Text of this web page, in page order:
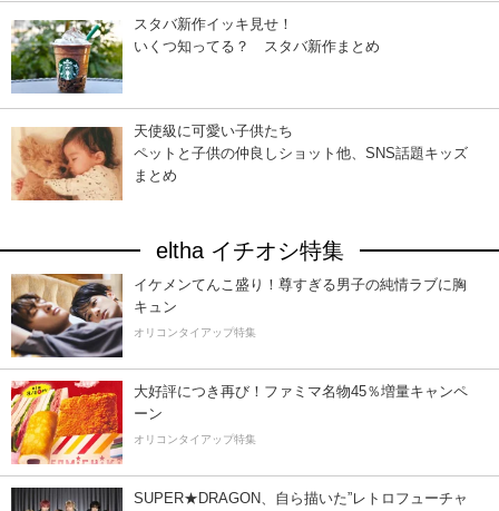
スタバ新作イッキ見せ！
いくつ知ってる？ スタバ新作まとめ
天使級に可愛い子供たち
ペットと子供の仲良しショット他、SNS話題キッズ
まとめ
eltha イチオシ特集
イケメンてんこ盛り！尊すぎる男子の純情ラブに胸
キュン
オリコンタイアップ特集
大好評につき再び！ファミマ名物45％増量キャンペ
ーン
オリコンタイアップ特集
SUPER★DRAGON、自ら描いた”レトロフューチャ